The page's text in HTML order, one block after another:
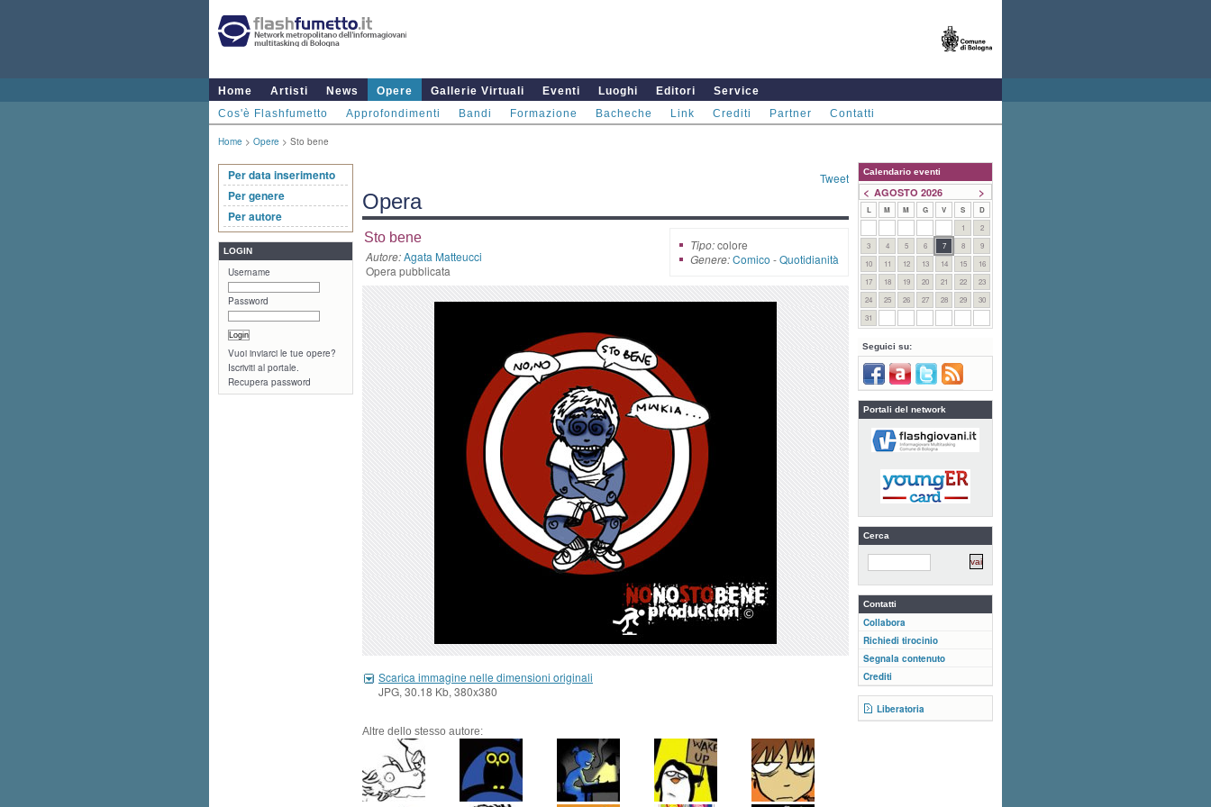
Home Artisti News Opere Gallerie Virtuali Eventi Luoghi Editori
Service
Cos'è Flashfumetto
Approfondimenti Bandi Formazione Bacheche Link Crediti Partner Contatti
Home > Opere > Sto bene
Per data inserimento
Per genere
Per autore
LOGIN
Username
Password
Vuoi inviarci le tue opere?
Iscriviti al portale.
Recupera password
Tweet
Opera
Sto bene
Autore:Agata Matteucci
Opera pubblicata
Tipo:colore
Genere:Comico -Quotidianità
Scarica immagine nelle dimensioni originali
JPG, 30.18 Kb, 380x380
Altre dello stesso autore:
Calendario eventi
>
< AGOSTO 2026
L M M G V S
D
1
2
3
4 5 6 7 8
9
10
11 12 13 14 15
16
17
18 19 20 21 22
23
24
25 26 27 28 29
30
31
Seguici su:
Portali del network
Cerca
Contatti
Collabora
Richiedi tirocinio
Segnala contenuto
Crediti
Liberatoria